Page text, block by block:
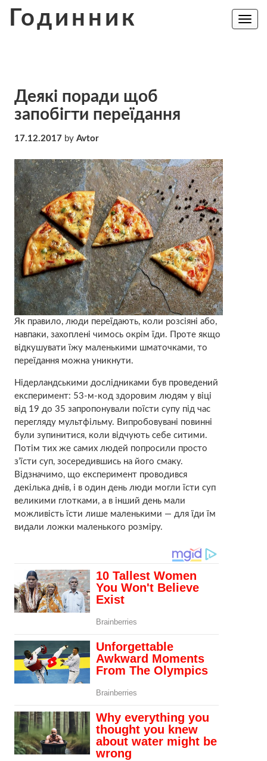
Годинник
Toggle
Деякі поради щоб
запобігти переїдання
17.12.2017 by Avtor
Як правило, люди переїдають, коли розсіяні або,
навпаки, захоплені чимось окрім їди. Проте якщо
відкушувати їжу маленькими шматочками, то
переїдання можна уникнути.
Нідерландськими дослідниками був проведений
експеримент: 53-м-код здоровим людям у віці
від 19 до 35 запропонували поїсти супу під час
перегляду мультфільму. Випробовувані повинні
були зупинитися, коли відчують себе ситими.
Потім тих же самих людей попросили просто
з’їсти суп, зосередившись на його смаку.
Відзначимо, що експеримент проводився
декілька днів, і в один день люди могли їсти суп
великими глотками, а в інший день мали
можливість їсти лише маленькими — для їди їм
видали ложки маленького розміру.